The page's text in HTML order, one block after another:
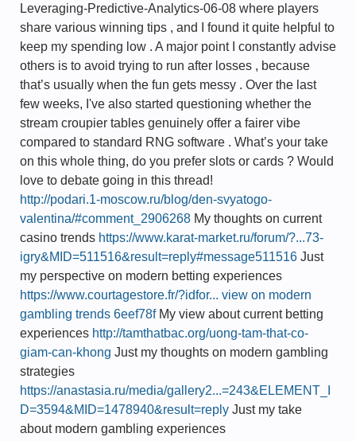
Leveraging-Predictive-Analytics-06-08 where players
share various winning tips , and I found it quite helpful to
keep my spending low . A major point I constantly advise
others is to avoid trying to run after losses , because
that’s usually when the fun gets messy . Over the last
few weeks, I've also started questioning whether the
stream croupier tables genuinely offer a fairer vibe
compared to standard RNG software . What’s your take
on this whole thing, do you prefer slots or cards ? Would
love to debate going in this thread!
http://podari.1-moscow.ru/blog/den-svyatogo-
valentina/#comment_2906268 My thoughts on current
casino trends https://www.karat-market.ru/forum/?...73-
igry&MID=511516&result=reply#message511516 Just
my perspective on modern betting experiences
https://www.courtagestore.fr/?idfor... view on modern
gambling trends 6eef78f My view about current betting
experiences http://tamthatbac.org/uong-tam-that-co-
giam-can-khong Just my thoughts on modern gambling
strategies
https://anastasia.ru/media/gallery2...=243&ELEMENT_I
D=3594&MID=1478940&result=reply Just my take
about modern gambling experiences